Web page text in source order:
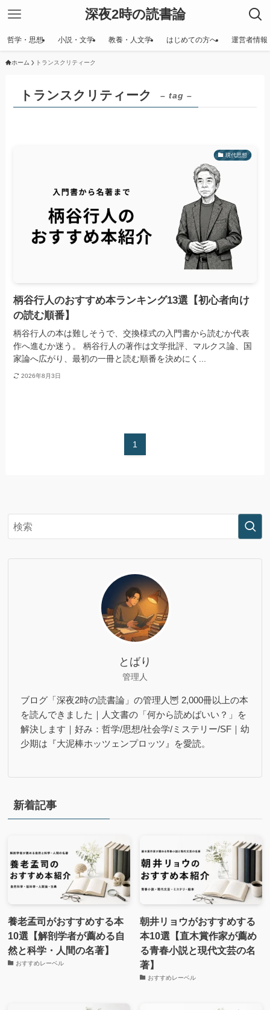
深夜2時の読書論
哲学・思想 小説・文学 教養・人文学 はじめての方へ 運営者情報
ホーム トランスクリティーク
トランスクリティーク – tag –
現代思想
柄谷行人のおすすめ本ランキング13選【初心者向け
の読む順番】
柄谷行人の本は難しそうで、交換様式の入門書から読むか代表
作へ進むか迷う。 柄谷行人の著作は文学批評、マルクス論、国
家論へ広がり、最初の一冊と読む順番を決めにく...
2026年8月3日
1
とばり
管理人
ブログ「深夜2時の読書論」の管理人🦉 2,000冊以上の本
を読んできました｜人文書の「何から読めばいい？」を
解決します｜好み：哲学/思想/社会学/ミステリー/SF｜幼
少期は『大泥棒ホッツェンプロッツ』を愛読。
新着記事
養老孟司がおすすめする本
10選【解剖学者が薦める自
然と科学・人間の名著】
おすすめレーベル
朝井リョウがおすすめする
本10選【直木賞作家が薦め
る青春小説と現代文芸の名
著】
おすすめレーベル